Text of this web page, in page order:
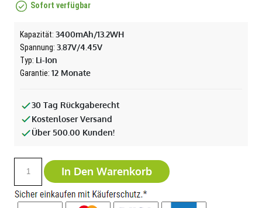
Sofort verfügbar
Kapazität: 3400mAh/13.2WH
Spannung: 3.87V/4.45V
Typ: Li-Ion
Garantie: 12 Monate
30 Tag Rückgaberecht
Kostenloser Versand
Über 500.00 Kunden!
In Den Warenkorb